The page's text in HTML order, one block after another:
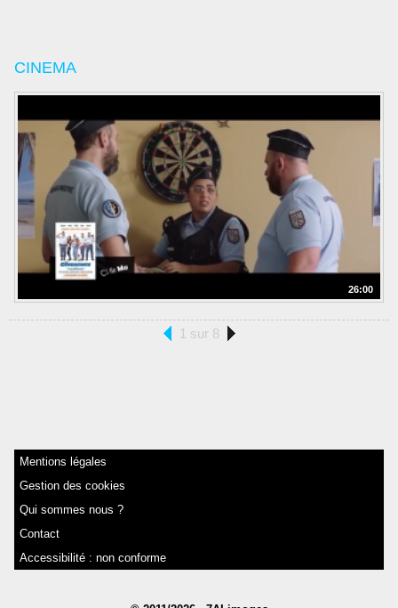
CINEMA
26:00
1 sur 8
Mentions légales
Gestion des cookies
Qui sommes nous ?
Contact
Accessibilité : non conforme